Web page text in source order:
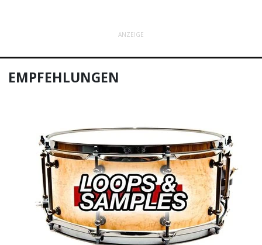
ANZEIGE
EMPFEHLUNGEN